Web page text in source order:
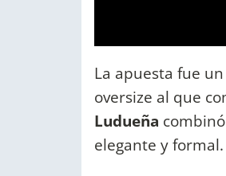
La apuesta fue
oversize al que
Ludueña
elegante y formal.